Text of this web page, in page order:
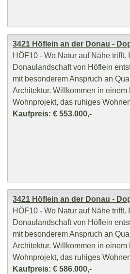
3421 Höflein an der Donau -
HÖF10 - Wo Natur auf Nähe trifft.
Donaulandschaft von Höflein
mit besonderem Anspruch an
Architektur. Willkommen in einem
Wohnprojekt, das ruhiges
Kaufpreis: € 553.000,-
3421 Höflein an der Donau -
HÖF10 - Wo Natur auf Nähe trifft.
Donaulandschaft von Höflein
mit besonderem Anspruch an
Architektur. Willkommen in einem
Wohnprojekt, das ruhiges
Kaufpreis: € 586.000,-